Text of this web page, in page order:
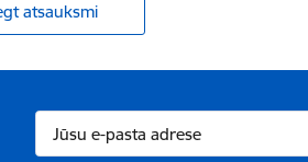
atsauksmi